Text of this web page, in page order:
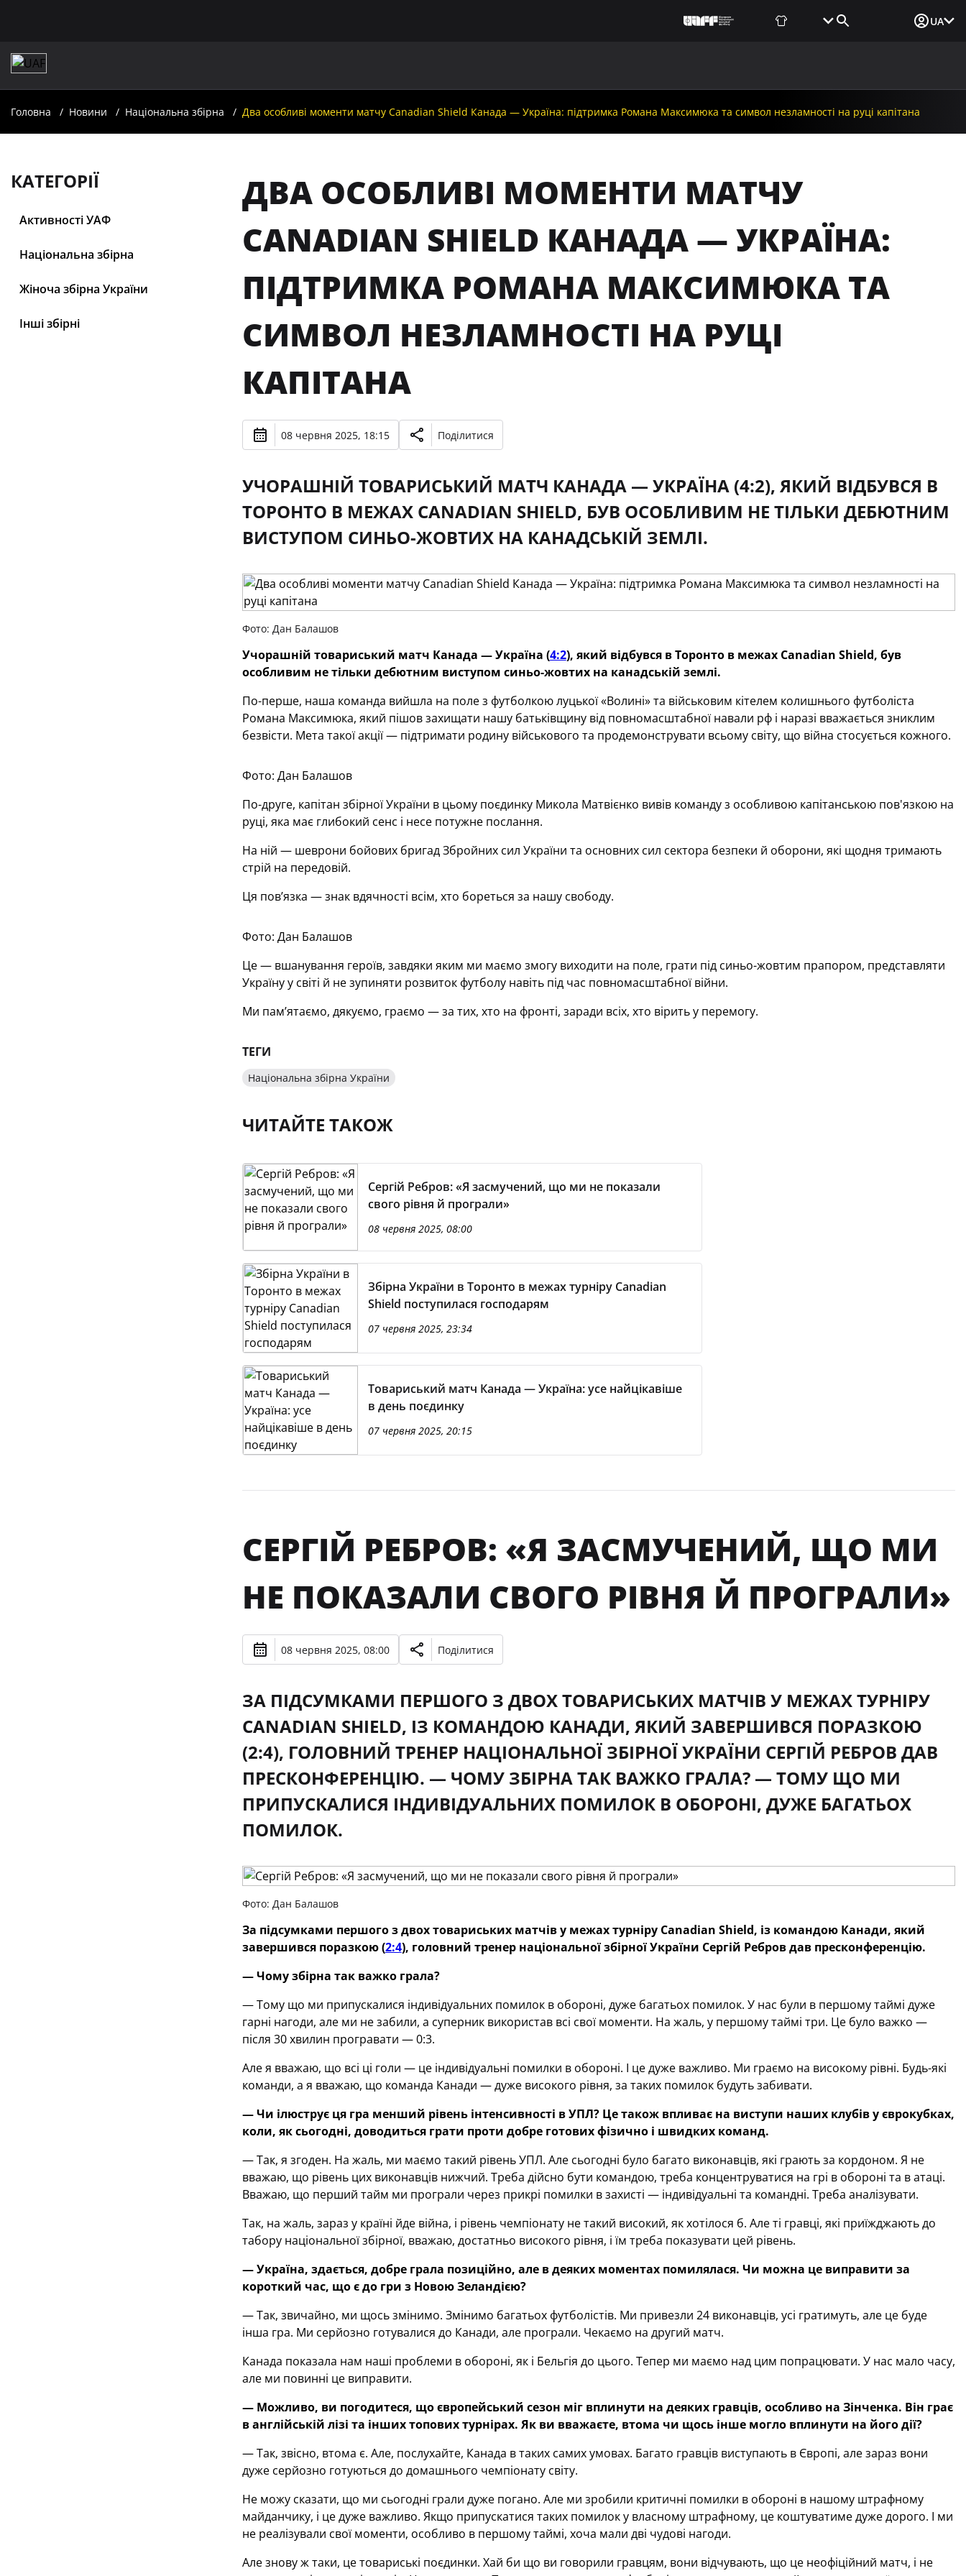
UA
Головна Новини Національна збірна Два особливі моменти матчу Canadian Shield Канада — Україна: підтримка Романа Максимюка та символ незламності на руці капітана
КАТЕГОРІЇ
Активності УАФ
Національна збірна
Жіноча збірна України
Інші збірні
ДВА ОСОБЛИВІ МОМЕНТИ МАТЧУ
CANADIAN SHIELD КАНАДА — УКРАЇНА:
ПІДТРИМКА РОМАНА МАКСИМЮКА ТА
СИМВОЛ НЕЗЛАМНОСТІ НА РУЦІ
КАПІТАНА
08 червня 2025, 18:15 Поділитися
УЧОРАШНІЙ ТОВАРИСЬКИЙ МАТЧ КАНАДА — УКРАЇНА (4:2), ЯКИЙ ВІДБУВСЯ В
ТОРОНТО В МЕЖАХ CANADIAN SHIELD, БУВ ОСОБЛИВИМ НЕ ТІЛЬКИ ДЕБЮТНИМ
ВИСТУПОМ СИНЬО-ЖОВТИХ НА КАНАДСЬКІЙ ЗЕМЛІ.
Фото: Дан Балашов
Учорашній товариський матч Канада — Україна (4:2), який відбувся в Торонто в межах Canadian Shield, був
особливим не тільки дебютним виступом синьо-жовтих на канадській землі.
По-перше, наша команда вийшла на поле з футболкою луцької «Волині» та військовим кітелем колишнього футболіста
Романа Максимюка, який пішов захищати нашу батьківщину від повномасштабної навали рф і наразі вважається зниклим
безвісти. Мета такої акції — підтримати родину військового та продемонструвати всьому світу, що війна стосується кожного.
Фото: Дан Балашов
По-друге, капітан збірної України в цьому поєдинку Микола Матвієнко вивів команду з особливою капітанською пов'язкою на
руці, яка має глибокий сенс і несе потужне послання.
На ній — шеврони бойових бригад Збройних сил України та основних сил сектора безпеки й оборони, які щодня тримають
стрій на передовій.
Ця повʼязка — знак вдячності всім, хто бореться за нашу свободу.
Фото: Дан Балашов
Це — вшанування героїв, завдяки яким ми маємо змогу виходити на поле, грати під синьо-жовтим прапором, представляти
Україну у світі й не зупиняти розвиток футболу навіть під час повномасштабної війни.
Ми памʼятаємо, дякуємо, граємо — за тих, хто на фронті, заради всіх, хто вірить у перемогу.
ТЕГИ
Національна збірна України
ЧИТАЙТЕ ТАКОЖ
Сергій Ребров: «Я засмучений, що ми не показали
свого рівня й програли»
08 червня 2025, 08:00
Збірна України в Торонто в межах турніру Canadian
Shield поступилася господарям
07 червня 2025, 23:34
Товариський матч Канада — Україна: усе найцікавіше
в день поєдинку
07 червня 2025, 20:15
СЕРГІЙ РЕБРОВ: «Я ЗАСМУЧЕНИЙ, ЩО МИ
НЕ ПОКАЗАЛИ СВОГО РІВНЯ Й ПРОГРАЛИ»
08 червня 2025, 08:00 Поділитися
ЗА ПІДСУМКАМИ ПЕРШОГО З ДВОХ ТОВАРИСЬКИХ МАТЧІВ У МЕЖАХ ТУРНІРУ
CANADIAN SHIELD, ІЗ КОМАНДОЮ КАНАДИ, ЯКИЙ ЗАВЕРШИВСЯ ПОРАЗКОЮ
(2:4), ГОЛОВНИЙ ТРЕНЕР НАЦІОНАЛЬНОЇ ЗБІРНОЇ УКРАЇНИ СЕРГІЙ РЕБРОВ ДАВ
ПРЕСКОНФЕРЕНЦІЮ. — ЧОМУ ЗБІРНА ТАК ВАЖКО ГРАЛА? — ТОМУ ЩО МИ
ПРИПУСКАЛИСЯ ІНДИВІДУАЛЬНИХ ПОМИЛОК В ОБОРОНІ, ДУЖЕ БАГАТЬОХ
ПОМИЛОК.
Фото: Дан Балашов
За підсумками першого з двох товариських матчів у межах турніру Canadian Shield, із командою Канади, який
завершився поразкою (2:4), головний тренер національної збірної України Сергій Ребров дав пресконференцію.
— Чому збірна так важко грала?
— Тому що ми припускалися індивідуальних помилок в обороні, дуже багатьох помилок. У нас були в першому таймі дуже
гарні нагоди, але ми не забили, а суперник використав всі свої моменти. На жаль, у першому таймі три. Це було важко —
після 30 хвилин програвати — 0:3.
Але я вважаю, що всі ці голи — це індивідуальні помилки в обороні. І це дуже важливо. Ми граємо на високому рівні. Будь-які
команди, а я вважаю, що команда Канади — дуже високого рівня, за таких помилок будуть забивати.
— Чи ілюструє ця гра менший рівень інтенсивності в УПЛ? Це також впливає на виступи наших клубів у єврокубках,
коли, як сьогодні, доводиться грати проти добре готових фізично і швидких команд.
— Так, я згоден. На жаль, ми маємо такий рівень УПЛ. Але сьогодні було багато виконавців, які грають за кордоном. Я не
вважаю, що рівень цих виконавців нижчий. Треба дійсно бути командою, треба концентруватися на грі в обороні та в атаці.
Вважаю, що перший тайм ми програли через прикрі помилки в захисті — індивідуальні та командні. Треба аналізувати.
Так, на жаль, зараз у країні йде війна, і рівень чемпіонату не такий високий, як хотілося б. Але ті гравці, які приїжджають до
табору національної збірної, вважаю, достатньо високого рівня, і їм треба показувати цей рівень.
— Україна, здається, добре грала позиційно, але в деяких моментах помилялася. Чи можна це виправити за
короткий час, що є до гри з Новою Зеландією?
— Так, звичайно, ми щось змінимо. Змінимо багатьох футболістів. Ми привезли 24 виконавців, усі гратимуть, але це буде
інша гра. Ми серйозно готувалися до Канади, але програли. Чекаємо на другий матч.
Канада показала нам наші проблеми в обороні, як і Бельгія до цього. Тепер ми маємо над цим попрацювати. У нас мало часу,
але ми повинні це виправити.
— Можливо, ви погодитеся, що європейський сезон міг вплинути на деяких гравців, особливо на Зінченка. Він грає
в англійській лізі та інших топових турнірах. Як ви вважаєте, втома чи щось інше могло вплинути на його дії?
— Так, звісно, втома є. Але, послухайте, Канада в таких самих умовах. Багато гравців виступають в Європі, але зараз вони
дуже серйозно готуються до домашнього чемпіонату світу.
Не можу сказати, що ми сьогодні грали дуже погано. Але ми зробили критичні помилки в обороні в нашому штрафному
майданчику, і це дуже важливо. Якщо припускатися таких помилок у власному штрафному, це коштуватиме дуже дорого. І ми
не реалізували свої моменти, особливо в першому таймі, хоча мали дві чудові нагоди.
Але знову ж таки, це товариські поєдинки. Хай би що ви говорили гравцям, вони відчувають, що це неофіційний матч, і не